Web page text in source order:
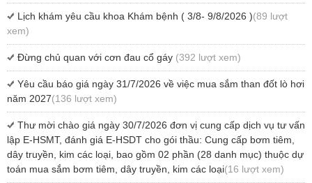
Lịch khám yêu cầu khoa Khám bệnh ( 3/8- 9/8/2026 )(89 lượt
xem)
Đừng chủ quan với cơn đau cổ gáy (392 lượt xem)
Yêu cầu báo giá ngày 31/7/2026 về việc mua sắm than đốt lò hơi
năm 2027(136 lượt xem)
Thư mời chào giá ngày 30/7/2026 đơn vị cung cấp dịch vụ tư vấn
lập E-HSMT, đánh giá E-HSDT cho gói thầu: Cung cấp bơm tiêm,
dây truyền, kim các loại, bao gồm 02 phần (28 danh mục) thuộc dự
toán mua sắm bơm tiêm, dây truyền, kim các loại(16 lượt xem)